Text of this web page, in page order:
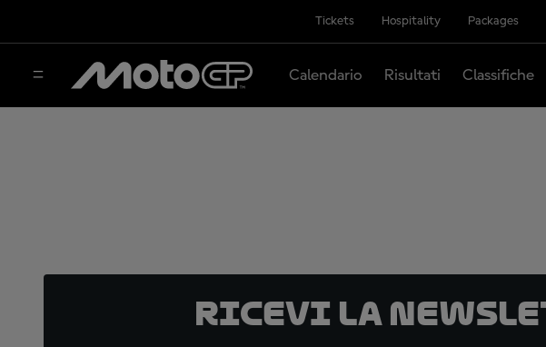
Tickets Hospitality Packages
Calendario Risultati Classifiche
Ricevi la